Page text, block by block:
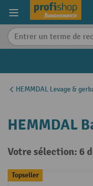
content
HEMMDAL Levage &
HEMMDAL
Votre sélection: 6
Topseller